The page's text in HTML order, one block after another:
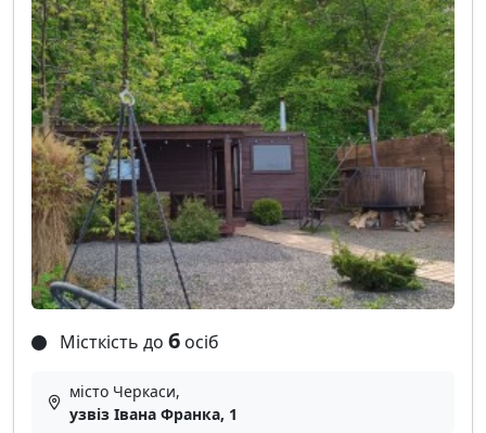
Місткість до 6 осіб
місто Черкаси,
узвіз Івана Франка, 1